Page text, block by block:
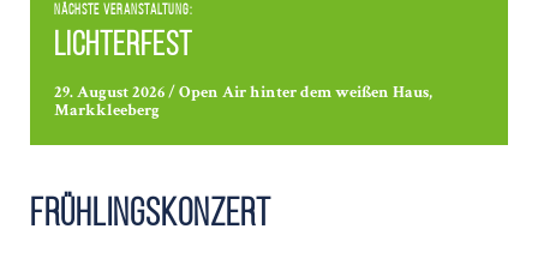
Nächste Veranstaltung:
Lichterfest
29. August 2026 / Open Air hinter dem weißen Haus,
Markkleeberg
Frühlings­konzert